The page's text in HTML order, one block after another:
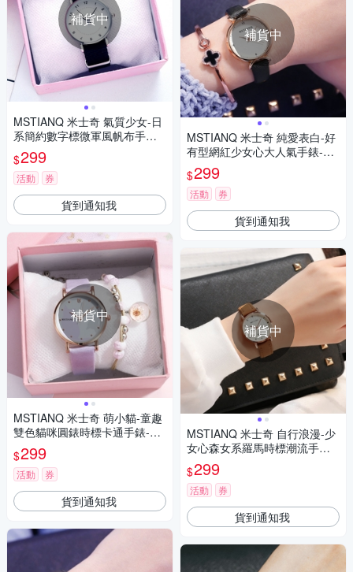
補貨中
MSTIANQ 米士奇 氣質少女-日
系簡約數字標微軍風帆布手錶-
黑色/30mm
$299
活動 券
貨到通知我
補貨中
MSTIANQ 米士奇 萌小貓-童趣
雙色貓咪圓錶時標卡通手錶-淺
紫色/30mm
$299
活動 券
貨到通知我
補貨中
MSTIANQ 米士奇 純愛表白-好
有型網紅少女心大人氣手錶-黑
色/32mm
$299
活動 券
貨到通知我
補貨中
MSTIANQ 米士奇 自行浪漫-少
女心森女系羅馬時標潮流手錶-
咖啡色/30mm
$299
活動 券
貨到通知我